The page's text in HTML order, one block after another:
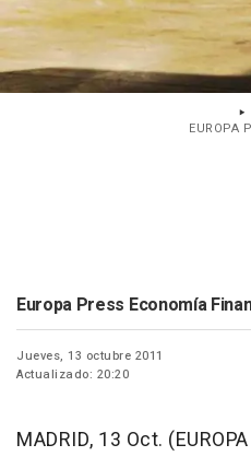
EUROPA
Europa Press Economía
Jueves, 13 octubre 2011
Actualizado: 20:20
MADRID, 13 Oct.